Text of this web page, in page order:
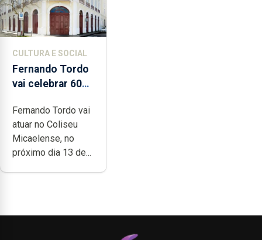
CULTURA E SOCIAL
Fernando Tordo
vai celebrar 60
no Coliseu
Micaelense
Fernando Tordo vai
atuar no Coliseu
Micaelense, no
próximo dia 13 de...